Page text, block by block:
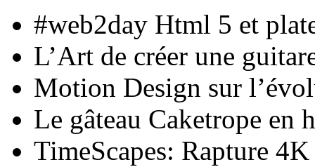
#web2day Html 5 et
L’Art de créer une
Motion Design sur
Le gâteau Caketrope en
TimeScapes: Rapture 4K